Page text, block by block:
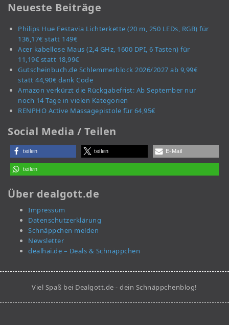
Neueste Beiträge
Philips Hue Festavia Lichterkette (20 m, 250 LEDs, RGB) für
136,17€ statt 149€
Acer kabellose Maus (2,4 GHz, 1600 DPI, 6 Tasten) für
11,19€ statt 18,99€
Gutscheinbuch.de Schlemmerblock 2026/2027 ab 9,99€
statt 44,90€ dank Code
Amazon verkürzt die Rückgabefrist: Ab September nur
noch 14 Tage in vielen Kategorien
RENPHO Active Massagepistole für 64,95€
Social Media / Teilen
teilen teilen E-Mail
teilen
Über dealgott.de
Impressum
Datenschutzerklärung
Schnäppchen melden
Newsletter
dealhai.de – Deals & Schnäppchen
Viel Spaß bei Dealgott.de - dein Schnäppchenblog!